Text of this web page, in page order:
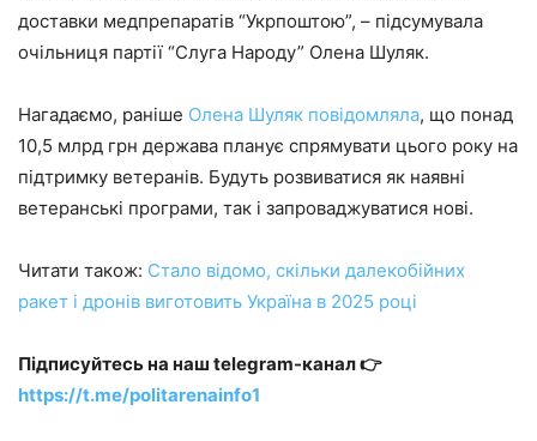
доставки медпрепаратів “Укрпоштою”, – підсумувала
очільниця партії “Слуга Народу” Олена Шуляк.
Нагадаємо, раніше Олена Шуляк повідомляла, що понад
10,5 млрд грн держава планує спрямувати цього року на
підтримку ветеранів. Будуть розвиватися як наявні
ветеранські програми, так і запроваджуватися нові.
Читати також: Стало відомо, скільки далекобійних
ракет і дронів виготовить Україна в 2025 році
Підписуйтесь на наш telegram-канал 👉
https://t.me/politarenainfo1